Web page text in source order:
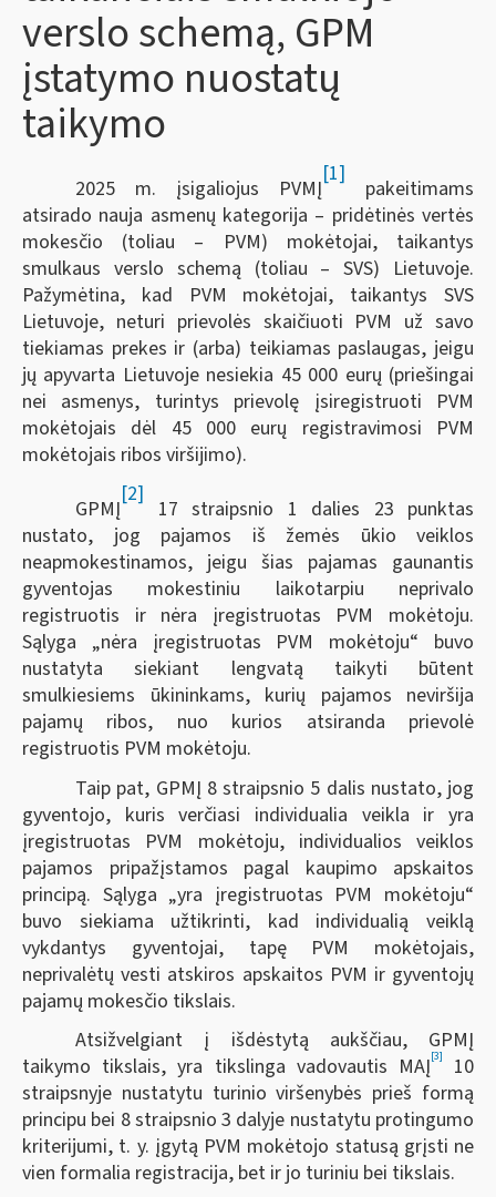
verslo schemą, GPM
įstatymo nuostatų
taikymo
2025 m. įsigaliojus PVMĮ
[1]
pakeitimams
atsirado nauja asmenų kategorija – pridėtinės vertės
mokesčio (toliau – PVM) mokėtojai, taikantys
smulkaus verslo schemą (toliau – SVS) Lietuvoje.
Pažymėtina, kad PVM mokėtojai, taikantys SVS
Lietuvoje, neturi prievolės skaičiuoti PVM už savo
tiekiamas prekes ir (arba) teikiamas paslaugas, jeigu
jų apyvarta Lietuvoje nesiekia 45 000 eurų (priešingai
nei asmenys, turintys prievolę įsiregistruoti PVM
mokėtojais dėl 45 000 eurų registravimosi PVM
mokėtojais ribos viršijimo).
GPMĮ
[2]
17 straipsnio 1 dalies 23 punktas
nustato, jog pajamos iš žemės ūkio veiklos
neapmokestinamos, jeigu šias pajamas gaunantis
gyventojas mokestiniu laikotarpiu neprivalo
registruotis ir nėra įregistruotas PVM mokėtoju.
Sąlyga „nėra įregistruotas PVM mokėtoju“ buvo
nustatyta siekiant lengvatą taikyti būtent
smulkiesiems ūkininkams, kurių pajamos neviršija
pajamų ribos, nuo kurios atsiranda prievolė
registruotis PVM mokėtoju.
Taip pat, GPMĮ 8 straipsnio 5 dalis nustato, jog
gyventojo, kuris verčiasi individualia veikla ir yra
įregistruotas PVM mokėtoju, individualios veiklos
pajamos pripažįstamos pagal kaupimo apskaitos
principą. Sąlyga „yra įregistruotas PVM mokėtoju“
buvo siekiama užtikrinti, kad individualią veiklą
vykdantys gyventojai, tapę PVM mokėtojais,
neprivalėtų vesti atskiros apskaitos PVM ir gyventojų
pajamų mokesčio tikslais.
Atsižvelgiant į išdėstytą aukščiau, GPMĮ
taikymo tikslais, yra tikslinga vadovautis MAĮ[3]
10
straipsnyje nustatytu turinio viršenybės prieš formą
principu bei 8 straipsnio 3 dalyje nustatytu protingumo
kriterijumi, t. y. įgytą PVM mokėtojo statusą grįsti ne
vien formalia registracija, bet ir jo turiniu bei tikslais.